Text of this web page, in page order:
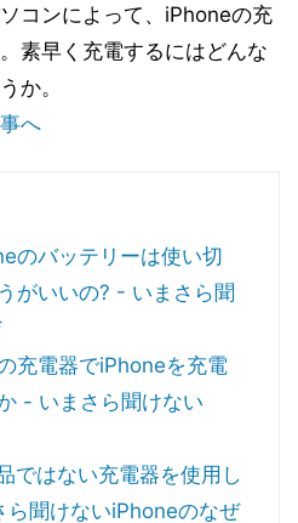
コンによって、iPhoneの充
素早く充電するにはどんな
か。
へ
のバッテリーは使い切
がいいの? - いまさら聞
充電器でiPhoneを充電
- いまさら聞けない
ではない充電器を使用し
ら聞けないiPhoneのなぜ